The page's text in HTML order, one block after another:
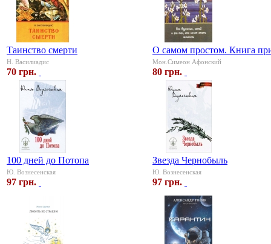
Таинство смерти
Н. Василиадис
70 грн.
О самом простом. Книга
Мон.Симеон Афонский
80 грн.
100 дней до Потопа
Ю. Вознесенская
97 грн.
Звезда Чернобыль
Ю. Вознесенская
97 грн.